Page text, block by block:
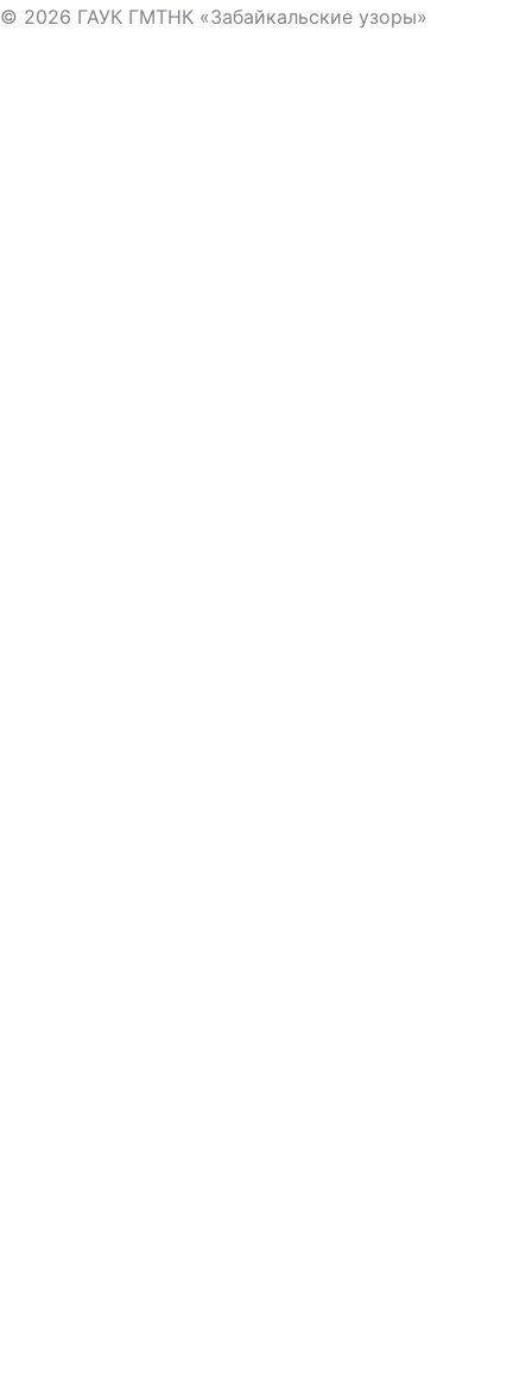
© 2026 ГАУК ГМТНК «Забайкальские узоры»